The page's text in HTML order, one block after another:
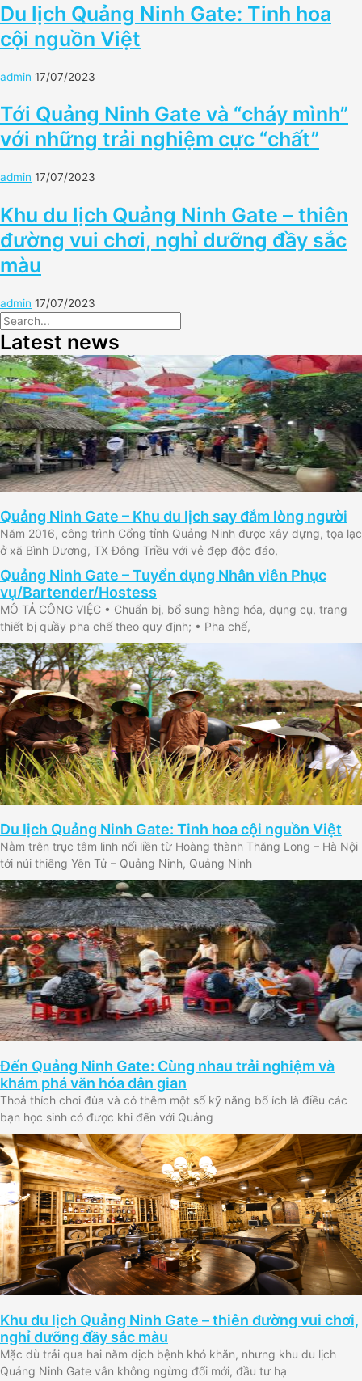
Du lịch Quảng Ninh Gate: Tinh hoa
cội nguồn Việt
admin 17/07/2023
Tới Quảng Ninh Gate và “cháy mình”
với những trải nghiệm cực “chất”
admin 17/07/2023
Khu du lịch Quảng Ninh Gate – thiên
đường vui chơi, nghỉ dưỡng đầy sắc
màu
admin 17/07/2023
Latest news
Quảng Ninh Gate – Khu du lịch say đắm lòng người
Năm 2016, công trình Cổng tỉnh Quảng Ninh được xây dựng, tọa lạc
ở xã Bình Dương, TX Đông Triều với vẻ đẹp độc đáo,
Quảng Ninh Gate – Tuyển dụng Nhân viên Phục
vụ/Bartender/Hostess
MÔ TẢ CÔNG VIỆC • Chuẩn bị, bổ sung hàng hóa, dụng cụ, trang
thiết bị quầy pha chế theo quy định; • Pha chế,
Du lịch Quảng Ninh Gate: Tinh hoa cội nguồn Việt
Nằm trên trục tâm linh nối liền từ Hoàng thành Thăng Long – Hà Nội
tới núi thiêng Yên Tử – Quảng Ninh, Quảng Ninh
Đến Quảng Ninh Gate: Cùng nhau trải nghiệm và
khám phá văn hóa dân gian
Thoả thích chơi đùa và có thêm một số kỹ năng bổ ích là điều các
bạn học sinh có được khi đến với Quảng
Khu du lịch Quảng Ninh Gate – thiên đường vui chơi,
nghỉ dưỡng đầy sắc màu
Mặc dù trải qua hai năm dịch bệnh khó khăn, nhưng khu du lịch
Quảng Ninh Gate vẫn không ngừng đổi mới, đầu tư hạ